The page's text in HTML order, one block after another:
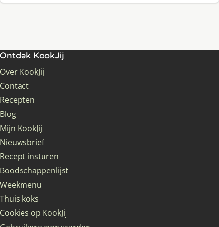
Ontdek KookJij
Over KookJij
Contact
Recepten
Blog
Mijn KookJij
Nieuwsbrief
Recept insturen
Boodschappenlijst
Weekmenu
Thuis koks
Cookies op KookJij